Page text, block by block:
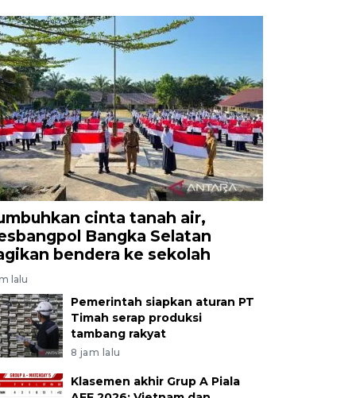
cinta tanah air,
Bangka Selatan
bendera ke sekolah
lalu
Pemerintah siapkan aturan PT
Timah serap produksi
tambang rakyat
8 jam lalu
Klasemen akhir Grup A Piala